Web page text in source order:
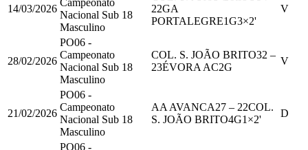
14/03/2026
Nacional Sub 18
Masculino
22GA
PORTALEGRE1G3×2'
V
28/02/2026
PO06 -
Campeonato
Nacional Sub 18
Masculino
COL. S. JOÃO BRITO32 –
23ÉVORA AC2G
V
21/02/2026
PO06 -
Campeonato
Nacional Sub 18
Masculino
AA AVANCA27 – 22COL.
S. JOÃO BRITO4G1 ×2'
D
PO06 -